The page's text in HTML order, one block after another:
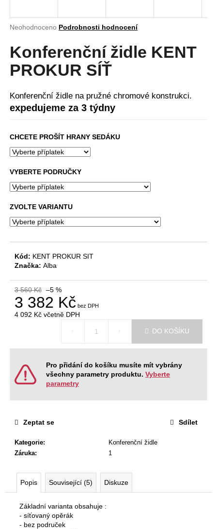
Průměrné
produktu
je
0,0
hvězdiček.
Neohodnoceno Podrobnosti hodnocení
Konferenční židle KENT
PROKUR SÍŤ
Konferenční židle na pružné chromové konstrukci.
expedujeme za 3 týdny
CHCETE PROŠÍT HRANY SEDÁKU
VYBERTE PODRUČKY
ZVOLTE VARIANTU
Kód: KENT PROKUR SIT
Značka: Alba
3 560 Kč –5 %
3 382 Kč
4 092 Kč včetně DPH
DO KOŠÍKU
Pro přidání do košíku musíte mít vybrány
všechny parametry produktu. Vyberte
parametry
Kategorie:
Konferenční židle
Záruka: 1
Zeptat se Sdílet
Popis Související (5) Diskuze
Základní varianta obsahuje :
- síťovaný opěrák
- bez područek
j
t
?
HLEDAT
D
p
o
u
č
u
j
m
VÝŠKOVĚ
STAVITELNÝ
STŮL
X
CM,
VÝŠKA
63
129
Původně:
11